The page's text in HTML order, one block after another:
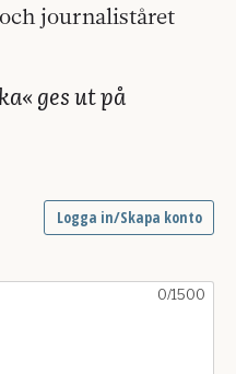
journaliståret
ges ut på